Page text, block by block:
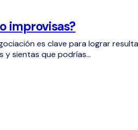
improvisas?
es clave para lograr
y sientas que podrías…